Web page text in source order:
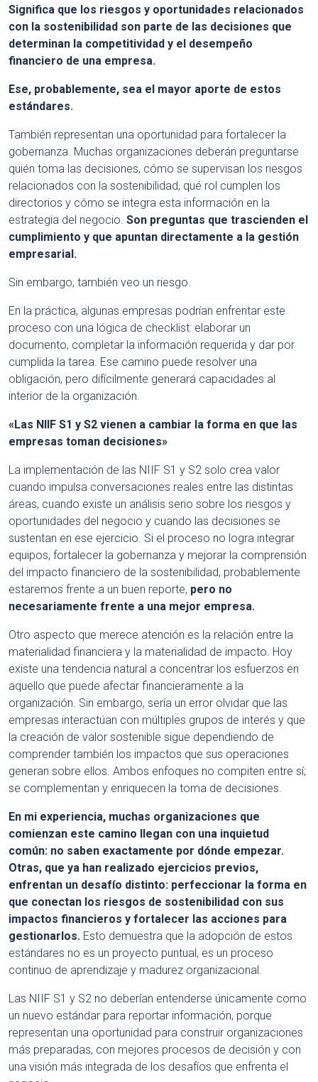
Significa que los riesgos y oportunidades relacionados
con la sostenibilidad son parte de las decisiones que
determinan la competitividad y el desempeño
financiero de una empresa.
Ese, probablemente, sea el mayor aporte de estos
estándares.
También representan una oportunidad para fortalecer la
gobernanza. Muchas organizaciones deberán preguntarse
quién toma las decisiones, cómo se supervisan los riesgos
relacionados con la sostenibilidad, qué rol cumplen los
directorios y cómo se integra esta información en la
estrategia del negocio. Son preguntas que trascienden el
cumplimiento y que apuntan directamente a la gestión
empresarial.
Sin embargo, también veo un riesgo.
En la práctica, algunas empresas podrían enfrentar este
proceso con una lógica de checklist: elaborar un
documento, completar la información requerida y dar por
cumplida la tarea. Ese camino puede resolver una
obligación, pero difícilmente generará capacidades al
interior de la organización.
«Las NIIF S1 y S2 vienen a cambiar la forma en que las
empresas toman decisiones»
La implementación de las NIIF S1 y S2 solo crea valor
cuando impulsa conversaciones reales entre las distintas
áreas, cuando existe un análisis serio sobre los riesgos y
oportunidades del negocio y cuando las decisiones se
sustentan en ese ejercicio. Si el proceso no logra integrar
equipos, fortalecer la gobernanza y mejorar la comprensión
del impacto financiero de la sostenibilidad, probablemente
estaremos frente a un buen reporte, pero no
necesariamente frente a una mejor empresa.
Otro aspecto que merece atención es la relación entre la
materialidad financiera y la materialidad de impacto. Hoy
existe una tendencia natural a concentrar los esfuerzos en
aquello que puede afectar financieramente a la
organización. Sin embargo, sería un error olvidar que las
empresas interactúan con múltiples grupos de interés y que
la creación de valor sostenible sigue dependiendo de
comprender también los impactos que sus operaciones
generan sobre ellos. Ambos enfoques no compiten entre sí;
se complementan y enriquecen la toma de decisiones.
En mi experiencia, muchas organizaciones que
comienzan este camino llegan con una inquietud
común: no saben exactamente por dónde empezar.
Otras, que ya han realizado ejercicios previos,
enfrentan un desafío distinto: perfeccionar la forma en
que conectan los riesgos de sostenibilidad con sus
impactos financieros y fortalecer las acciones para
gestionarlos. Esto demuestra que la adopción de estos
estándares no es un proyecto puntual, es un proceso
continuo de aprendizaje y madurez organizacional.
Las NIIF S1 y S2 no deberían entenderse únicamente como
un nuevo estándar para reportar información, porque
representan una oportunidad para construir organizaciones
más preparadas, con mejores procesos de decisión y con
una visión más integrada de los desafíos que enfrenta el